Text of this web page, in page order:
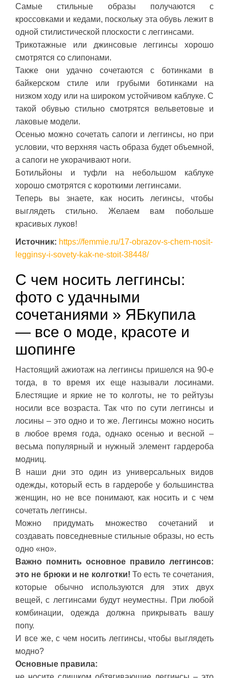
Самые стильные образы получаются с
кроссовками и кедами, поскольку эта обувь лежит в
одной стилистической плоскости с леггинсами.
Трикотажные или джинсовые леггинсы хорошо
смотрятся со слипонами.
Также они удачно сочетаются с ботинками в
байкерском стиле или грубыми ботинками на
низком ходу или на широком устойчивом каблуке. С
такой обувью стильно смотрятся вельветовые и
лаковые модели.
Осенью можно сочетать сапоги и леггинсы, но при
условии, что верхняя часть образа будет объемной,
а сапоги не укорачивают ноги.
Ботильйоны и туфли на небольшом каблуке
хорошо смотрятся с короткими леггинсами.
Теперь вы знаете, как носить легинсы, чтобы
выглядеть стильно. Желаем вам побольше
красивых луков!
Источник: https://femmie.ru/17-obrazov-s-chem-nosit-
legginsy-i-sovety-kak-ne-stoit-38448/
С чем носить леггинсы:
фото с удачными
сочетаниями » ЯБкупила
— все о моде, красоте и
шопинге
Настоящий ажиотаж на леггинсы пришелся на 90-е
тогда, в то время их еще называли лосинами.
Блестящие и яркие не то колготы, не то рейтузы
носили все возраста. Так что по сути леггинсы и
лосины – это одно и то же. Леггинсы можно носить
в любое время года, однако осенью и весной –
весьма популярный и нужный элемент гардероба
модниц.
В наши дни это один из универсальных видов
одежды, который есть в гардеробе у большинства
женщин, но не все понимают, как носить и с чем
сочетать леггинсы.
Можно придумать множество сочетаний и
создавать повседневные стильные образы, но есть
одно «но».
Важно помнить основное правило леггинсов:
это не брюки и не колготки! То есть те сочетания,
которые обычно используются для этих двух
вещей, с леггинсами будут неуместны. При любой
комбинации, одежда должна прикрывать вашу
попу.
И все же, с чем носить леггинсы, чтобы выглядеть
модно?
Основные правила: